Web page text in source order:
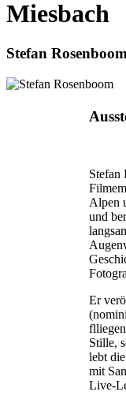
Miesbach
Stefan
Stefan
Alpen
und
Er
Stille,
lebt
mit
Live-